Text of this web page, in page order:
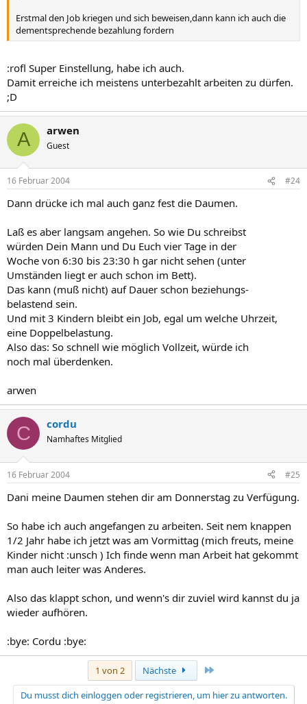
Erstmal den Job kriegen und sich beweisen,dann kann ich auch die
dementsprechende bezahlung fordern
:rofl Super Einstellung, habe ich auch.
Damit erreiche ich meistens unterbezahlt arbeiten zu dürfen.
;D
A arwen
Guest
16 Februar 2004 #24
Dann drücke ich mal auch ganz fest die Daumen.
Laß es aber langsam angehen. So wie Du schreibst
würden Dein Mann und Du Euch vier Tage in der
Woche von 6:30 bis 23:30 h gar nicht sehen (unter
Umständen liegt er auch schon im Bett).
Das kann (muß nicht) auf Dauer schon beziehungs-
belastend sein.
Und mit 3 Kindern bleibt ein Job, egal um welche Uhrzeit,
eine Doppelbelastung.
Also das: So schnell wie möglich Vollzeit, würde ich
noch mal überdenken.
arwen
C cordu
Namhaftes Mitglied
16 Februar 2004 #25
Dani meine Daumen stehen dir am Donnerstag zu Verfügung.
So habe ich auch angefangen zu arbeiten. Seit nem knappen
1/2 Jahr habe ich jetzt was am Vormittag (mich freuts, meine
Kinder nicht :unsch ) Ich finde wenn man Arbeit hat gekommt
man auch leiter was Anderes.
Also das klappt schon, und wenn's dir zuviel wird kannst du ja
wieder aufhören.
:bye: Cordu :bye:
1 von 2 Nächste
Du musst dich einloggen oder registrieren, um hier zu antworten.